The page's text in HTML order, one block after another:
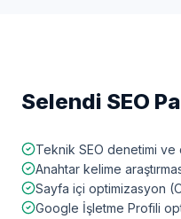
Selendi SEO
Teknik SEO denetimi ve
Anahtar kelime
Sayfa içi optimizasyon
Google İşletme Profili